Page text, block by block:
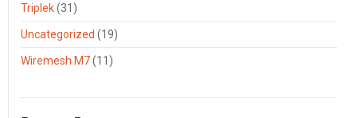
Triplek(31)
Uncategorized (19)
Wiremesh M7(11)